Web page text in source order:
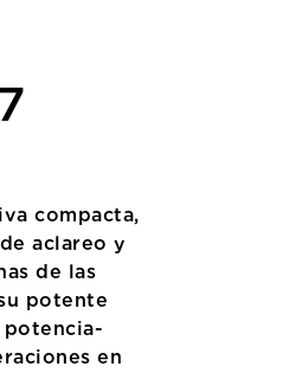
compacta,
aclareo y
de las
potente
en